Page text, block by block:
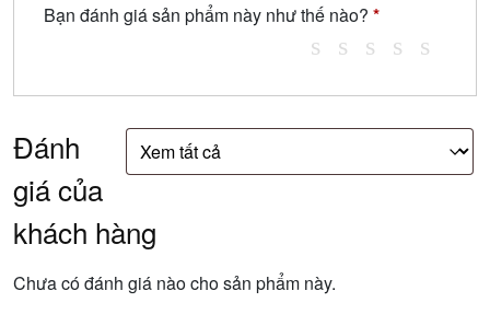
Bạn đánh giá sản phẩm này như thế nào? *
Đánh
giá của
khách hàng
Chưa có đánh giá nào cho sản phẩm này.